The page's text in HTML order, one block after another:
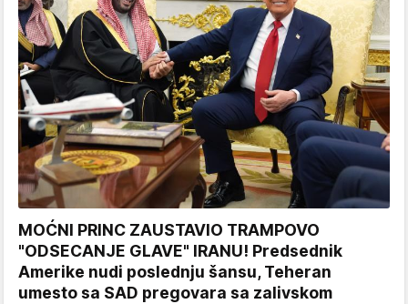
MOĆNI PRINC ZAUSTAVIO TRAMPOVO
"ODSECANJE GLAVE" IRANU! Predsednik
Amerike nudi poslednju šansu, Teheran
umesto sa SAD pregovara sa zalivskom